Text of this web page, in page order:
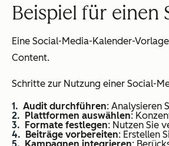
Beispiel für einen
Eine Social-Media-Kalender-
Content.
Schritte zur Nutzung einer Social-
Audit durchführen: Analysieren
Plattformen auswählen:
Formate festlegen: Nutzen Sie
Beiträge vorbereiten: Erstellen